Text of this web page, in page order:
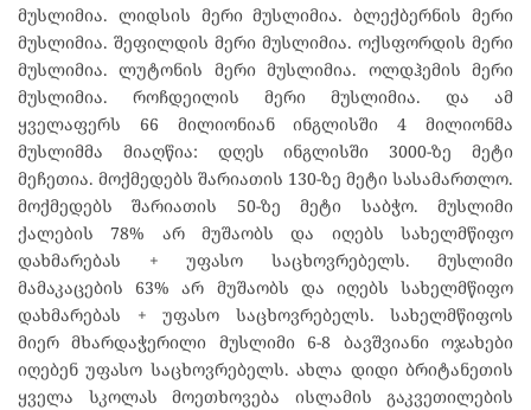
მუსლიმია. ლიდსის მერი მუსლიმია. ბლექბერნის მერი
მუსლიმია. შეფილდის მერი მუსლიმია. ოქსფორდის მერი
მუსლიმია. ლუტონის მერი მუსლიმია. ოლდჰემის მერი
მუსლიმია. როჩდეილის მერი მუსლიმია. და ამ
ყველაფერს 66 მილიონიან ინგლისში 4 მილიონმა
მუსლიმმა მიაღწია: დღეს ინგლისში 3000-ზე მეტი
მეჩეთია. მოქმედებს შარიათის 130-ზე მეტი სასამართლო.
მოქმედებს შარიათის 50-ზე მეტი საბჭო. მუსლიმი
ქალების 78% არ მუშაობს და იღებს სახელმწიფო
დახმარებას + უფასო საცხოვრებელს. მუსლიმი
მამაკაცების 63% არ მუშაობს და იღებს სახელმწიფო
დახმარებას + უფასო საცხოვრებელს. სახელმწიფოს
მიერ მხარდაჭერილი მუსლიმი 6-8 ბავშვიანი ოჯახები
იღებენ უფასო საცხოვრებელს. ახლა დიდი ბრიტანეთის
ყველა სკოლას მოეთხოვება ისლამის გაკვეთილების